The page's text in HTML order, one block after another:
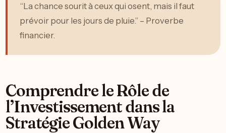
“La chance sourit à ceux qui osent, mais il faut
prévoir pour les jours de pluie.” – Proverbe
financier.
Comprendre le Rôle de
l’Investissement dans la
Stratégie Golden Way